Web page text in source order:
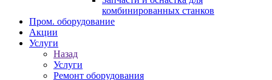
комбинированных станков
Пром. оборудование
Акции
Услуги
Назад
Услуги
Ремонт оборудования